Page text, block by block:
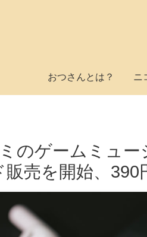
おつさんとは？ ニ
のゲームミュ
売を開始、390